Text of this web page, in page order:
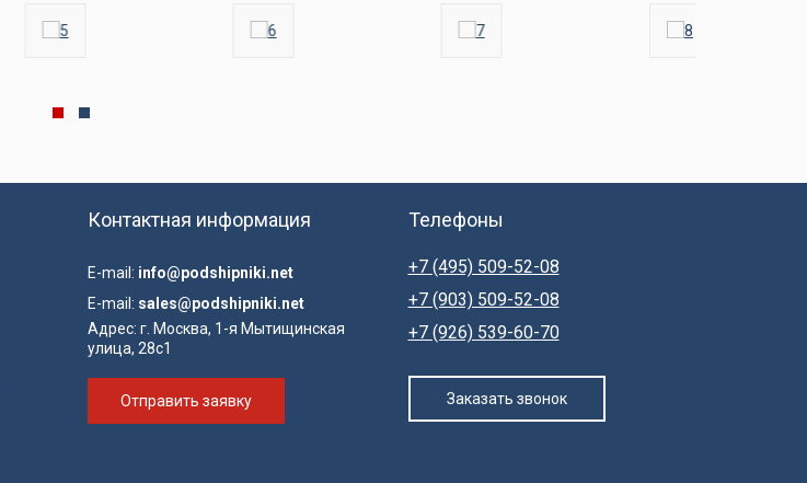
Контактная информация
E-mail: info@podshipniki.net
E-mail: sales@podshipniki.net
Адрес: г. Москва, 1-я Мытищинская
улица, 28с1
Отправить заявку
Телефоны
+7 (495) 509-52-08
+7 (903) 509-52-08
+7 (926) 539-60-70
Заказать звонок